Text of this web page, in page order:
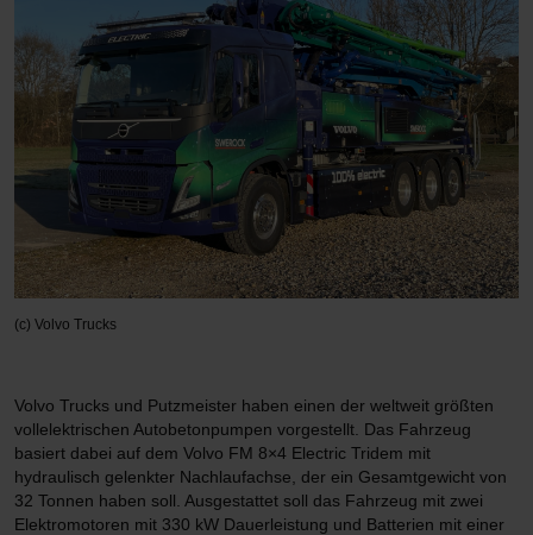
(c) Volvo Trucks
Volvo Trucks und Putzmeister haben einen der weltweit größten
vollelektrischen Autobetonpumpen vorgestellt. Das Fahrzeug
basiert dabei auf dem Volvo FM 8×4 Electric Tridem mit
hydraulisch gelenkter Nachlaufachse, der ein Gesamtgewicht von
32 Tonnen haben soll. Ausgestattet soll das Fahrzeug mit zwei
Elektromotoren mit 330 kW Dauerleistung und Batterien mit einer